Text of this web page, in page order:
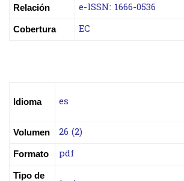
Relación e-ISSN: 1666-0536
Cobertura EC
Idioma es
Volumen 26 (2)
Formato pdf
Tipo de